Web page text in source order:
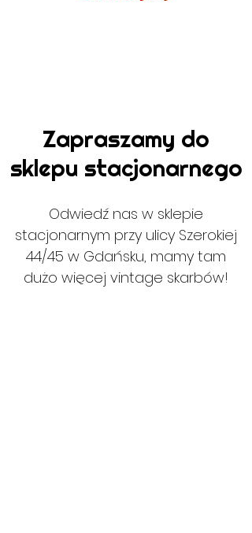
Zapraszamy do
sklepu stacjonarnego
Odwiedź nas w sklepie
stacjonarnym przy ulicy Szerokiej
44/45 w Gdańsku, mamy tam
dużo więcej vintage skarbów!